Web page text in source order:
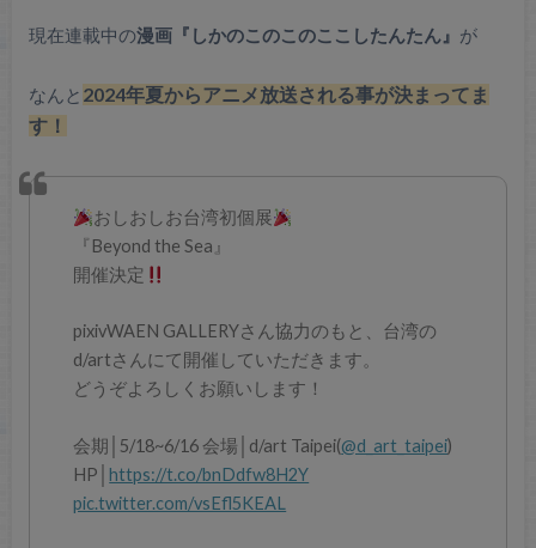
現在連載中の漫画『しかのこのこのここしたんたん』 が
なんと 2024年夏からアニメ放送される事が決まってま
す！
おしおしお台湾初個展
『Beyond the Sea』
開催決定
pixivWAEN GALLERYさん協力のもと、台湾の
d/artさんにて開催していただきます。
どうぞよろしくお願いします！
会期│5/18~6/16 会場│d/art Taipei(@d_art_taipei)
HP│https://t.co/bnDdfw8H2Y
pic.twitter.com/vsEfl5KEAL